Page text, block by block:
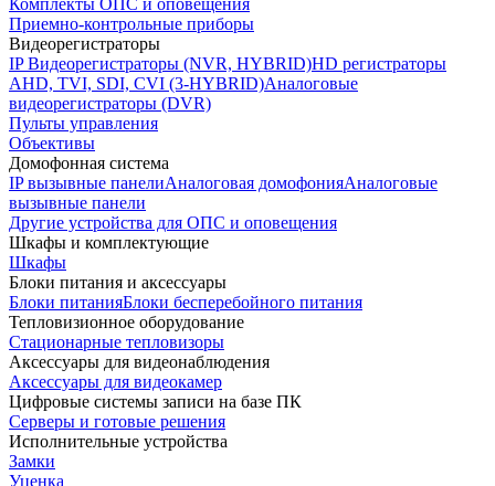
Комплекты ОПС и оповещения
Приемно-контрольные приборы
Видеорегистраторы
IP Видеорегистраторы (NVR, HYBRID)HD регистраторы
AHD, TVI, SDI, CVI (3-HYBRID)Аналоговые
видеорегистраторы (DVR)
Пульты управления
Объективы
Домофонная система
IP вызывные панелиАналоговая домофонияАналоговые
вызывные панели
Другие устройства для ОПС и оповещения
Шкафы и комплектующие
Шкафы
Блоки питания и аксессуары
Блоки питанияБлоки бесперебойного питания
Тепловизионное оборудование
Стационарные тепловизоры
Аксессуары для видеонаблюдения
Аксессуары для видеокамер
Цифровые системы записи на базе ПК
Серверы и готовые решения
Исполнительные устройства
Замки
Уценка